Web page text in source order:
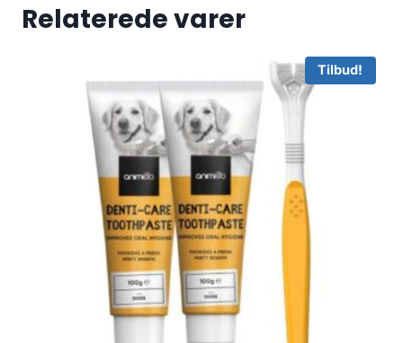
Relaterede varer
Tilbud!